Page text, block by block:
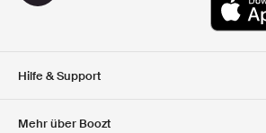
Hilfe & Support
Mehr über Boozt